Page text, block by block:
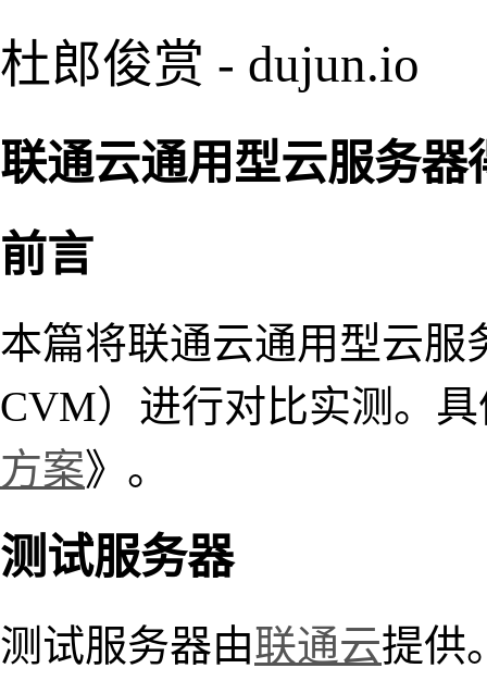
杜郎俊赏 - dujun.io
联通云通用型云服务器
前言
本篇将联通云通用型云服
CVM）进行对比实测。
方案》。
测试服务器
测试服务器由联通云提供